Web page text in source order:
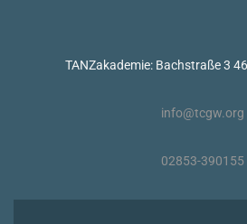
TANZakademie: Bachstraße 3
info@tcgw.org
02853-390155